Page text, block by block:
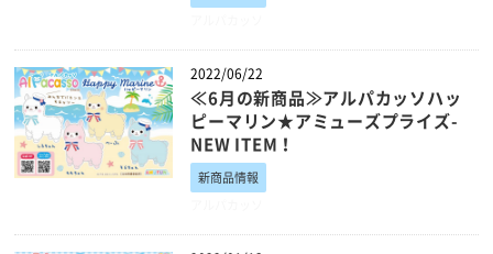
2022/06/22
≪6月の新商品≫アルパカッソハッ
ピーマリン★アミューズプライズ-
NEW ITEM！
新商品情報